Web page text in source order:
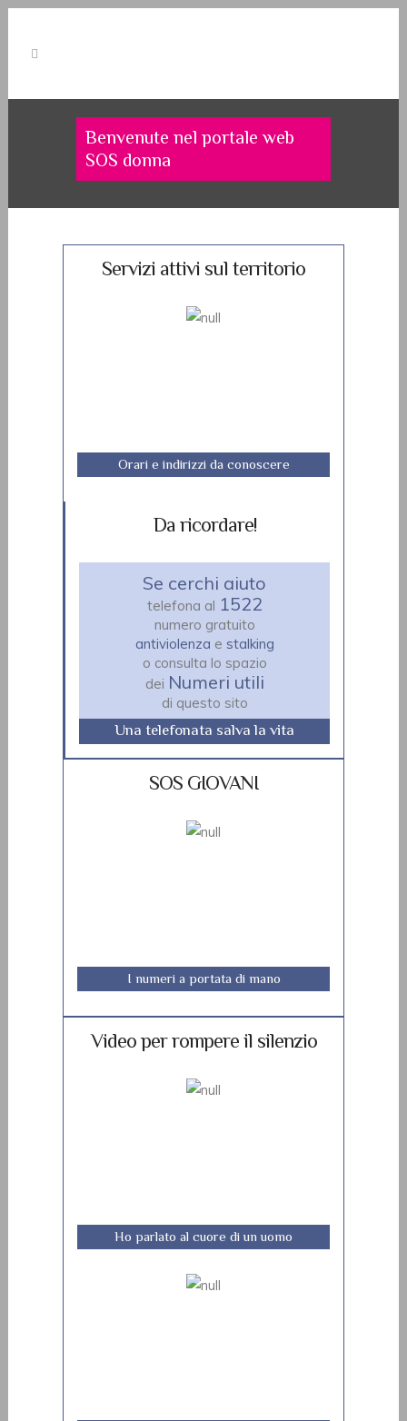
Benvenute nel portale web
SOS donna
Servizi attivi sul territorio
Orari e indirizzi da conoscere
Da ricordare!
Se cerchi aiuto
telefona al 1522
numero gratuito
antiviolenza e stalking
o consulta lo spazio
dei Numeri utili
di questo sito
Una telefonata salva la vita
SOS GIOVANI
I numeri a portata di mano
Video per rompere il silenzio
Ho parlato al cuore di un uomo